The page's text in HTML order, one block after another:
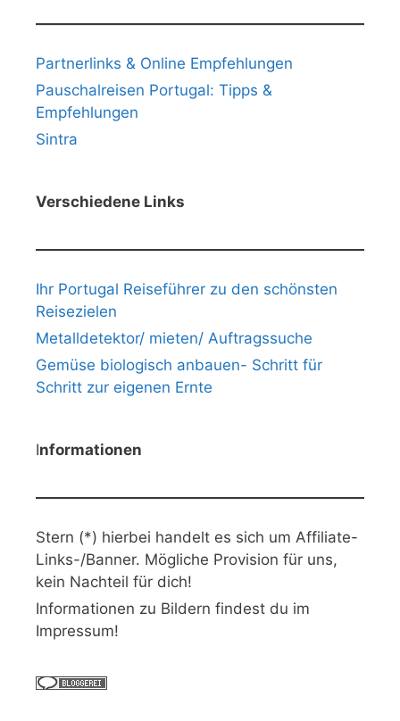
Partnerlinks & Online Empfehlungen
Pauschalreisen Portugal: Tipps &
Empfehlungen
Sintra
Verschiedene Links
Ihr Portugal Reiseführer zu den schönsten
Reisezielen
Metalldetektor/ mieten/ Auftragssuche
Gemüse biologisch anbauen- Schritt für
Schritt zur eigenen Ernte
Informationen
Stern (*) hierbei handelt es sich um Affiliate-
Links-/Banner. Mögliche Provision für uns,
kein Nachteil für dich!
Informationen zu Bildern findest du im
Impressum!